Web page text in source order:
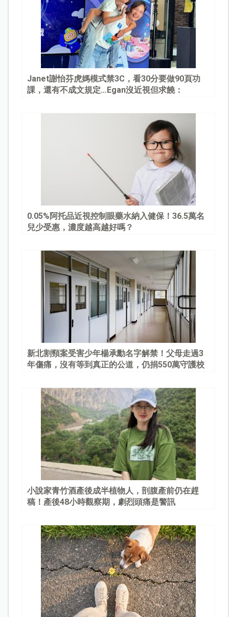
Janet謝怡芬虎媽模式禁3C，看30分要做90頁功
課，還有不成文規定…Egan沒近視但求饒：
0.05%阿托品近視控制眼藥水納入健保！36.5萬名
兒少受惠，濃度越高越好嗎？
新北割頸案受害少年楊承勳名字解禁！父母走過3
年傷痛，沒有等到真正的公道，仍捐550萬守護校
小說家青竹酒產後成半植物人，剖腹產前仍在趕
稿！產後48小時觀察期，劇烈頭痛是警訊